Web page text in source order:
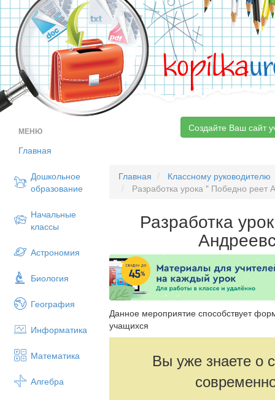
kopilka
МЕНЮ
Главная
Дошкольное
образование
Начальные
классы
Астрономия
Биология
География
Информатика
Математика
Алгебра
Создайте Ваш сайт
Главная
Классному руководителю
Разработка урока " Победно реет
Разработка
Данное мероприятие способствует
учащихся
Вы уже знаете о